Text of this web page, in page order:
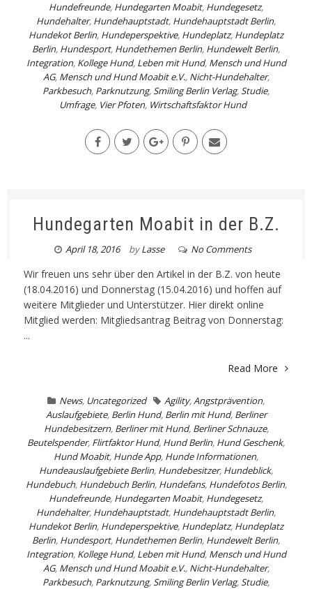
Hundefreunde, Hundegarten Moabit, Hundegesetz,
Hundehalter, Hundehauptstadt, Hundehauptstadt Berlin,
Hundekot Berlin, Hundeperspektive, Hundeplatz, Hundeplatz
Berlin, Hundesport, Hundethemen Berlin, Hundewelt Berlin,
Integration, Kollege Hund, Leben mit Hund, Mensch und Hund
AG, Mensch und Hund Moabit e.V., Nicht-Hundehalter,
Parkbesuch, Parknutzung,Smiling Berlin Verlag,Studie,
Umfrage, Vier Pfoten, Wirtschaftsfaktor Hund
Hundegarten Moabit in der B.Z.
April 18, 2016 byLasse No Comments
Wir freuen uns sehr über den Artikel in der B.Z. von heute
(18.04.2016) und Donnerstag (15.04.2016) und hoffen auf
weitere Mitglieder und Unterstützer. Hier direkt online
Mitglied werden: Mitgliedsantrag Beitrag von Donnerstag:
...
Read More
News, Uncategorized Agility,Angstprävention,
Auslaufgebiete, Berlin Hund, Berlin mit Hund, Berliner
Hundebesitzern, Berliner mit Hund, Berliner Schnauze,
Beutelspender, Flirtfaktor Hund, Hund Berlin, Hund Geschenk,
Hund Moabit, Hunde App, Hunde Informationen,
Hundeauslaufgebiete Berlin, Hundebesitzer, Hundeblick,
Hundebuch, Hundebuch Berlin, Hundefans, Hundefotos Berlin,
Hundefreunde, Hundegarten Moabit, Hundegesetz,
Hundehalter, Hundehauptstadt, Hundehauptstadt Berlin,
Hundekot Berlin, Hundeperspektive, Hundeplatz, Hundeplatz
Berlin, Hundesport, Hundethemen Berlin, Hundewelt Berlin,
Integration, Kollege Hund, Leben mit Hund, Mensch und Hund
AG, Mensch und Hund Moabit e.V., Nicht-Hundehalter,
Parkbesuch, Parknutzung,Smiling Berlin Verlag,Studie,